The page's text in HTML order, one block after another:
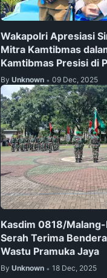
Wakapolri Apresiasi
Mitra Kamtibmas
Kamtibmas Presisi di
By Unknown • 09 Dec, 2025
Kasdim 0818/
Serah Terima
Wastu Pramuka Jaya
By Unknown • 18 Dec, 2025